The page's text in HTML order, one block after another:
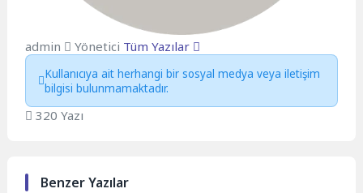
admin Yönetici Tüm Yazılar
Kullanıcıya ait herhangi bir sosyal medya veya iletişim
bilgisi bulunmamaktadır.
320 Yazı
Benzer Yazılar